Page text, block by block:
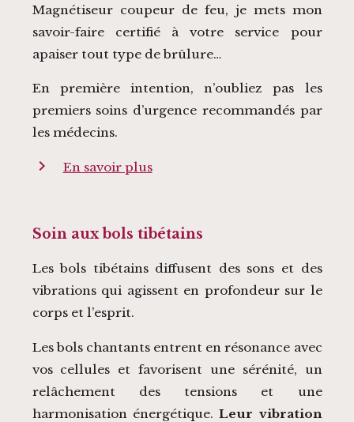
Magnétiseur coupeur de feu, je mets mon
savoir-faire certifié à votre service pour
apaiser tout type de brûlure…
En première intention, n’oubliez pas les
premiers soins d’urgence recommandés par
les médecins.
chevron_right En savoir plus
Soin aux bols tibétains
Les bols tibétains diffusent des sons et des
vibrations qui agissent en profondeur sur le
corps et l’esprit.
Les bols chantants entrent en résonance avec
vos cellules et favorisent une sérénité, un
relâchement des tensions et une
harmonisation énergétique.Leur vibration